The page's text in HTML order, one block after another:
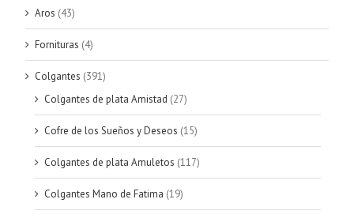
Aros (43)
Fornituras (4)
Colgantes (391)
Colgantes de plata Amistad (27)
Cofre de los Sueños y Deseos (15)
Colgantes de plata Amuletos (117)
Colgantes Mano de Fatima (19)